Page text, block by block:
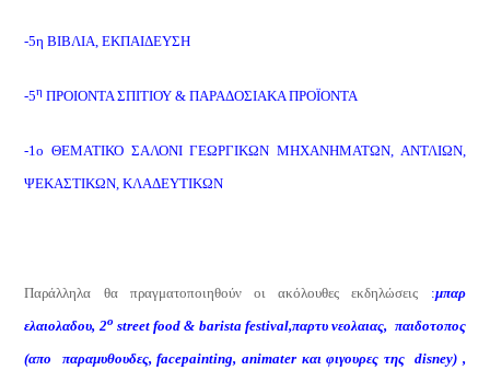
-5η ΒΙΒΛΙΑ, ΕΚΠΑΙΔΕΥΣΗ
-5η ΠΡΟΙΟΝΤΑ ΣΠΙΤΙΟΥ & ΠΑΡΑΔΟΣΙΑΚΑ ΠΡΟΪΟΝΤΑ
-1ο ΘΕΜΑΤΙΚΟ ΣΑΛΟΝΙ ΓΕΩΡΓΙΚΩΝ ΜΗΧΑΝΗΜΑΤΩΝ, ΑΝΤΛΙΩΝ,
ΨΕΚΑΣΤΙΚΩΝ, ΚΛΑΔΕΥΤΙΚΩΝ
Παράλληλα θα πραγματοποιηθούν οι ακόλουθες εκδηλώσεις :μπαρ
ελαιολαδου, 2ο street food & barista festival,παρτυ νεολαιας, παιδοτοπος
(απο παραμυθουδες,facepainting, animaterκαι φιγουρες της disney) ,